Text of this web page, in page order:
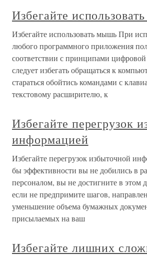
Избегайте
Избегайте использовать мышь При
любого программного приложения
соответствии с принципами цифровой
следует избегать обращаться к
стараться обойтись командами с
текстовому расширителю, к
Избегайте перегрузок
информацией
Избегайте перегрузок избыточной
бы эффективности вы не добились в
персоналом, вы не достигните в этом
если не предпримите шагов,
уменьшение объема бумажных
присылаемых на ваш
Избегайте лишних